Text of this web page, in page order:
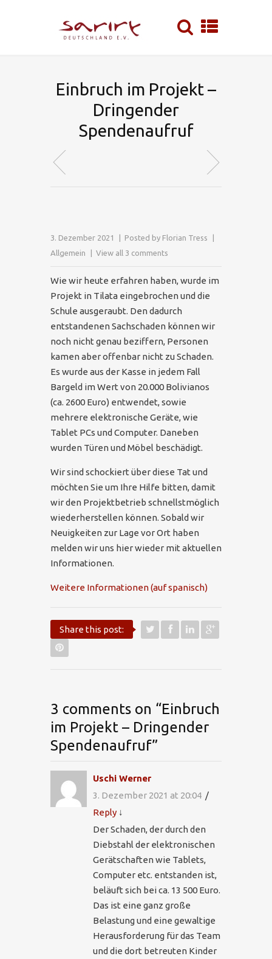
Einbruch im Projekt –
Dringender
Spendenaufruf
3. Dezember 2021 Posted by Florian Tress
Allgemein
View all 3 comments
Wie wir heute erfahren haben, wurde im
Projekt in Tilata eingebrochen und die
Schule ausgeraubt. Den dadurch
entstandenen Sachschaden können wir
noch nicht genau beziffern, Personen
kamen aber offenbar nicht zu Schaden.
Es wurde aus der Kasse in jedem Fall
Bargeld im Wert von 20.000 Bolivianos
(ca. 2600 Euro) entwendet, sowie
mehrere elektronische Geräte, wie
Tablet PCs und Computer. Daneben
wurden Türen und Möbel beschädigt.
Wir sind schockiert über diese Tat und
möchten Sie um Ihre Hilfe bitten, damit
wir den Projektbetrieb schnellstmöglich
wiederherstellen können. Sobald wir
Neuigkeiten zur Lage vor Ort haben
melden wir uns hier wieder mit aktuellen
Informationen.
Weitere Informationen (auf spanisch)
Share this post:
3 comments on “Einbruch
im Projekt – Dringender
Spendenaufruf”
Uschi Werner
3. Dezember 2021 at 20:04
Reply ↓
Der Schaden, der durch den
Diebstahl der elektronischen
Gerätschaften wie Tablets,
Computer etc. entstanden ist,
beläuft sich bei ca. 13 500 Euro.
Das ist eine ganz große
Belastung und eine gewaltige
Herausforderung für das Team
und die dort betreuten Kinder